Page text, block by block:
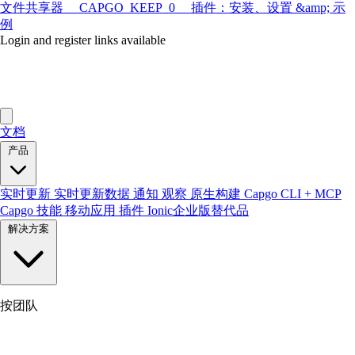
文件共享器 __CAPGO_KEEP_0__ 插件：安装、设置 &amp; 示
例
Login and register links available
文档
产品
实时更新 实时更新数据 通知 观察 原生构建 Capgo CLI + MCP
Capgo 技能 移动应用 插件 Ionic企业版替代品
解决方案
按团队